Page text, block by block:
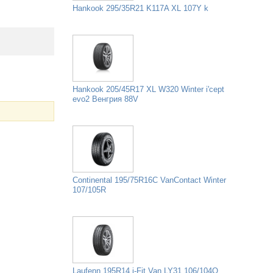
Hankook 295/35R21 K117A XL 107Y k
Hankook 205/45R17 XL W320 Winter i'cept
evo2 Венгрия 88V
Continental 195/75R16C VanContact Winter
107/105R